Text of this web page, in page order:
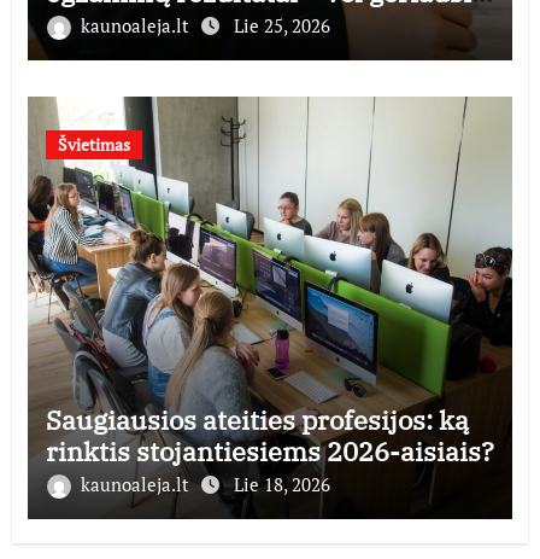
šalyjekaunoaleja.lt Lie 25, 2026
Švietimas
Saugiausios ateities profesijos: ką
rinktis stojantiesiems 2026-aisiais?
kaunoaleja.lt Lie 18, 2026